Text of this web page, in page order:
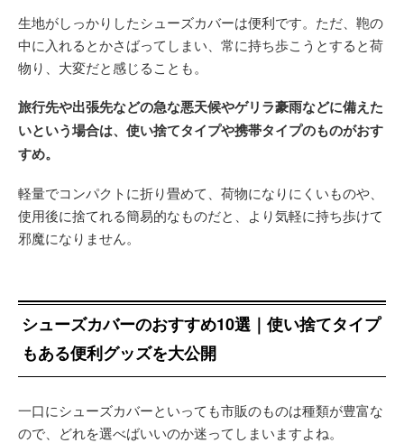
生地がしっかりしたシューズカバーは便利です。ただ、鞄の
中に入れるとかさばってしまい、常に持ち歩こうとすると荷
物り、大変だと感じることも。
旅行先や出張先などの急な悪天候やゲリラ豪雨などに備えた
いという場合は、使い捨てタイプや携帯タイプのものがおす
すめ。
軽量でコンパクトに折り畳めて、荷物になりにくいものや、
使用後に捨てれる簡易的なものだと、より気軽に持ち歩けて
邪魔になりません。
シューズカバーのおすすめ10選｜使い捨てタイプ
もある便利グッズを大公開
一口にシューズカバーといっても市販のものは種類が豊富な
ので、どれを選べばいいのか迷ってしまいますよね。